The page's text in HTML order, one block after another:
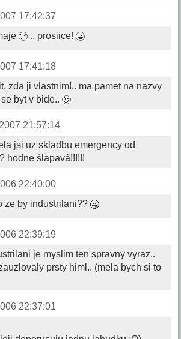
17:42:37
.. prosiice!
17:41:18
zda ji vlastnim!.. ma pamet na nazvy
byt v bide..
21:57:14
jsi uz skladbu emergency od
hodne šlapavá!!!!!!
22:40:00
ze by industrilani??
22:39:19
je myslim ten spravny vyraz..
prsty himl.. (mela bych si to
22:37:01